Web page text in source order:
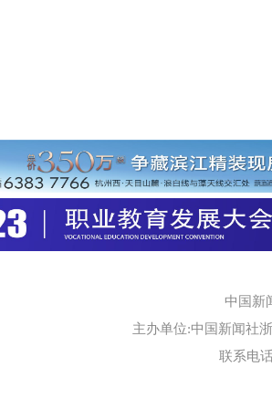
中国新
主办单位:中国新闻社
联系电